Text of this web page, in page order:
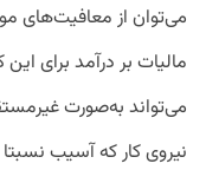
می‌توان از معافیت‌های
مالیات بر درآمد برای
می‌تواند به‌صورت
نیروی کار که آسیب